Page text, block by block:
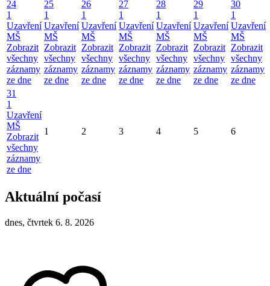
24
1
Uzavření
MŠ
Zobrazit
všechny
záznamy
ze dne
25
1
Uzavření
MŠ
Zobrazit
všechny
záznamy
ze dne
26
1
Uzavření
MŠ
Zobrazit
všechny
záznamy
ze dne
27
1
Uzavření
MŠ
Zobrazit
všechny
záznamy
ze dne
28
1
Uzavření
MŠ
Zobrazit
všechny
záznamy
ze dne
29
1
Uzavření
MŠ
Zobrazit
všechny
záznamy
ze dne
30
1
Uzavření
MŠ
Zobrazit
všechny
záznamy
ze dne
31
1
Uzavření
MŠ
Zobrazit
všechny
záznamy
ze dne
1 2 3 4 5 6
Aktuální počasí
dnes, čtvrtek 6. 8. 2026